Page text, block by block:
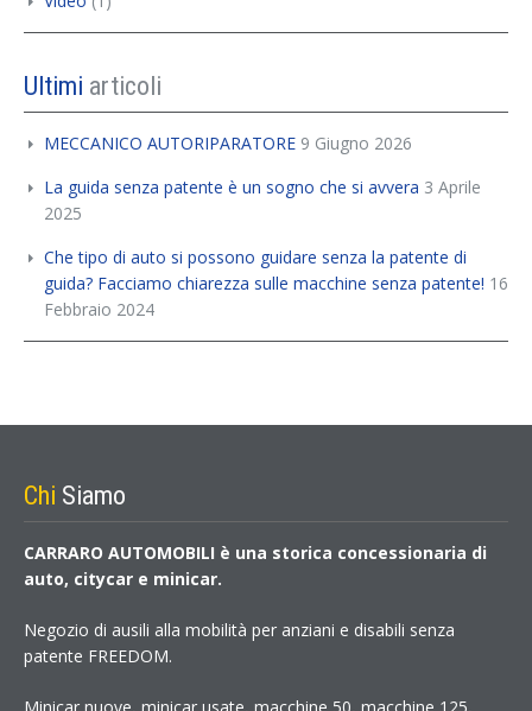
Ultimi articoli
MECCANICO AUTORIPARATORE 9 Giugno 2026
La guida senza patente è un sogno che si avvera 3 Aprile
2025
Che tipo di auto si possono guidare senza la patente di
guida? Facciamo chiarezza sulle macchine senza patente! 16
Febbraio 2024
Chi Siamo
CARRARO AUTOMOBILI è una storica concessionaria di
auto, citycar e minicar.
Negozio di ausili alla mobilità per anziani e disabili senza
patente FREEDOM.